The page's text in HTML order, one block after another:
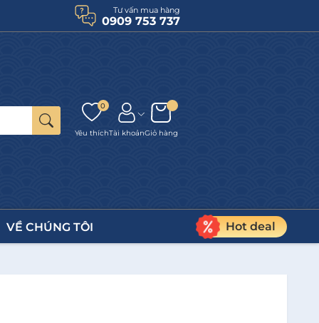
Tư vấn mua hàng
0909 753 737
0
Yêu thíchTài khoảnGiỏ hàng
VỀ CHÚNG TÔI Hot deal